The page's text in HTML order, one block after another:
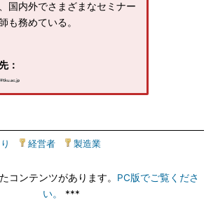
国内外でさまざまなセミナー
も務めている。
：
経営者 製造業
コンテンツがあります。 PC版でご覧くださ
い。
***